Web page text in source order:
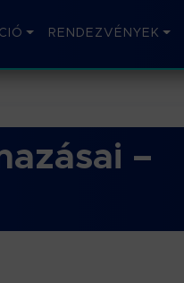
RENDEZVÉNYEK
–